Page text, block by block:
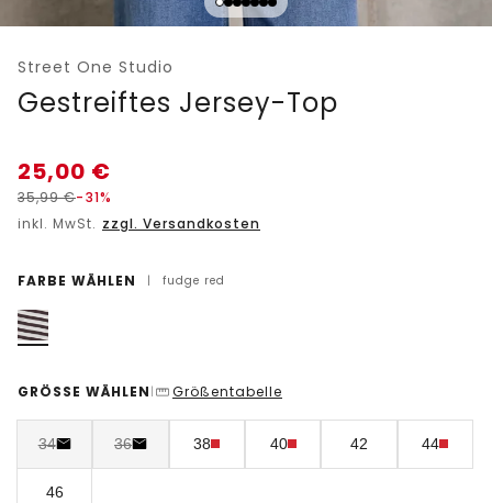
Street One Studio
Gestreiftes Jersey-Top
25,00 €
35,99€-31%
inkl. MwSt. zzgl. Versandkosten
FARBE WÄHLEN | fudge red
GRÖSSE WÄHLEN | Größentabelle
34 36 38 40 42 44
46